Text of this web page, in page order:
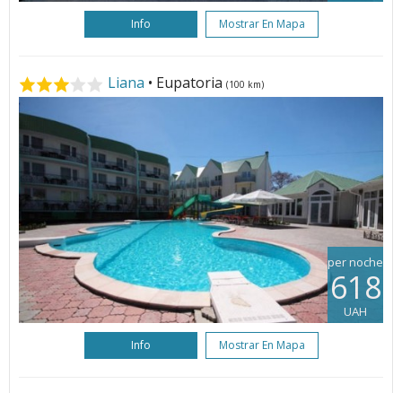
Info Mostrar En Mapa
Liana • Eupatoria (100 km)
per noche
618
UAH
Info Mostrar En Mapa